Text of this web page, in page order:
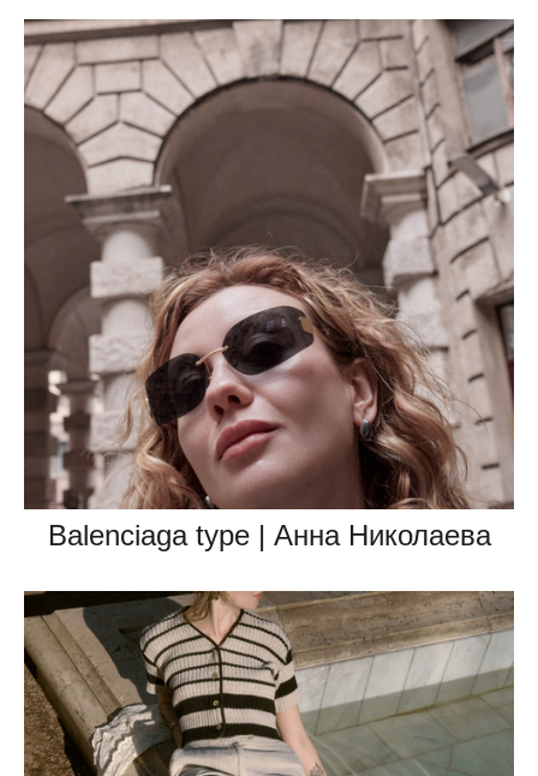
Balenciaga type | Анна Николаева